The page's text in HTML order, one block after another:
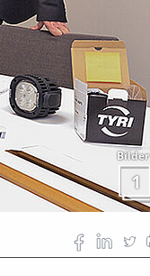
Bilder
1